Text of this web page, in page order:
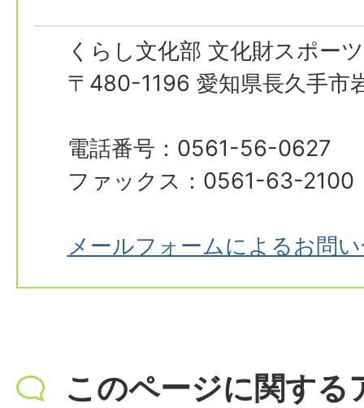
くらし文化部 文化財スポー
〒480-1196 愛知県長久手市
電話番号：0561-56-0627
ファックス：0561-63-2100
メールフォームによるお問
このページに関する